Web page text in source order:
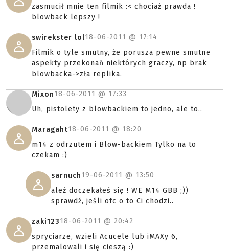
zasmucił mnie ten filmik :< chociaż prawda !
blowback lepszy !
swirekster lol18-06-2011 @ 17:14
Filmik o tyle smutny, że porusza pewne smutne
aspekty przekonań niektórych graczy, np brak
blowbacka->zła replika.
Mixon18-06-2011 @ 17:33
Uh, pistolety z blowbackiem to jedno, ale to..
Maragaht18-06-2011 @ 18:20
m14 z odrzutem i Blow-backiem Tylko na to
czekam :)
sarnuch19-06-2011 @ 13:50
ależ doczekałeś się ! WE M14 GBB ;))
sprawdź, jeśli ofc o to Ci chodzi..
zaki12318-06-2011 @ 20:42
spryciarze, wzieli Acucele lub iMAXy 6,
przemalowali i się cieszą :)